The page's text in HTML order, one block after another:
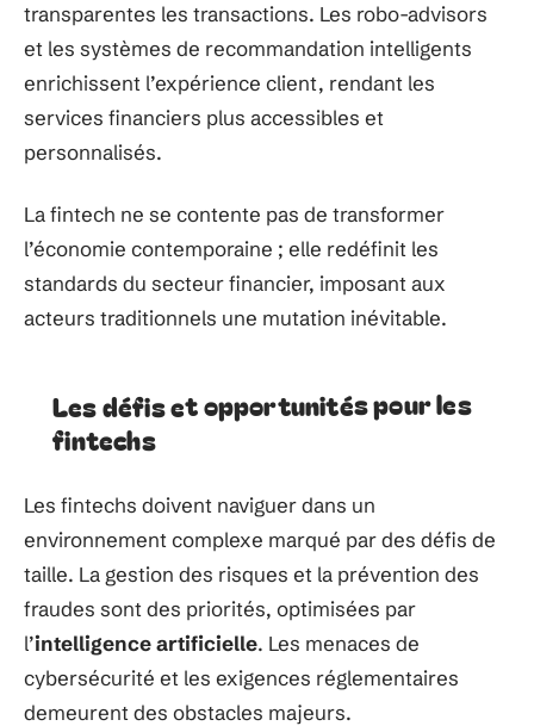
transparentes les transactions. Les robo-advisors
et les systèmes de recommandation intelligents
enrichissent l’expérience client, rendant les
services financiers plus accessibles et
personnalisés.
La fintech ne se contente pas de transformer
l’économie contemporaine ; elle redéfinit les
standards du secteur financier, imposant aux
acteurs traditionnels une mutation inévitable.
Les défis et opportunités pour les
fintechs
Les fintechs doivent naviguer dans un
environnement complexe marqué par des défis de
taille. La gestion des risques et la prévention des
fraudes sont des priorités, optimisées par
l’intelligence artificielle. Les menaces de
cybersécurité et les exigences réglementaires
demeurent des obstacles majeurs.